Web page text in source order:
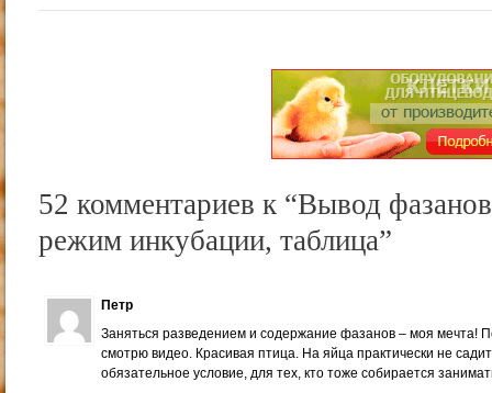
52 комментариев к “Вывод
режим инкубации, таблица”
Петр
Заняться разведением и содержание фазанов – моя мечта!
смотрю видео. Красивая птица. На яйца практически не
обязательное условие, для тех, кто тоже собирается